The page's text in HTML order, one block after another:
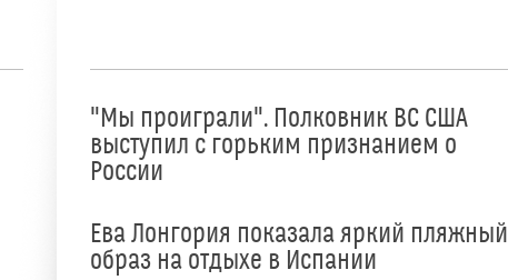
"Мы проиграли". Полковник ВС США
выступил с горьким признанием о
России
Ева Лонгория показала яркий пляжный
образ на отдыхе в Испании